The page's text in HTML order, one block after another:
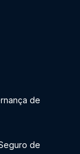
de
de